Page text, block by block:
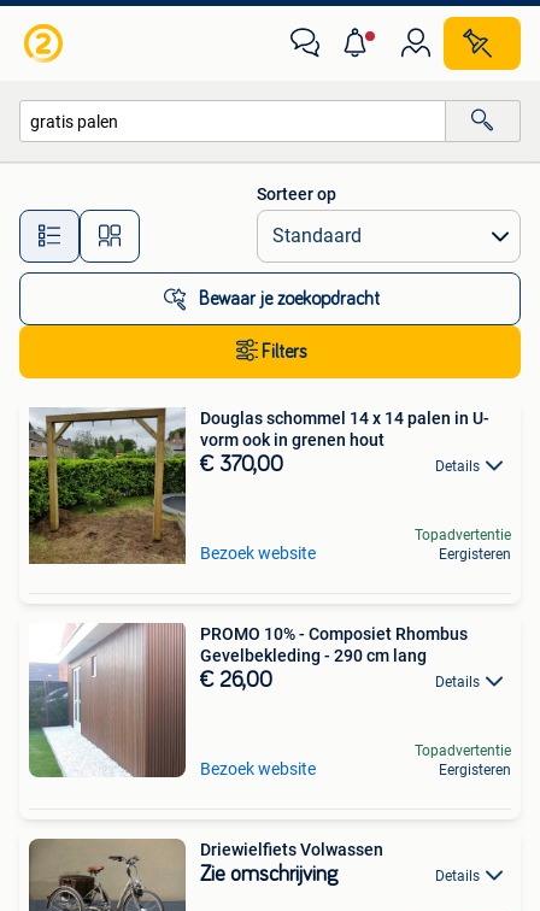
Alle afstanden…
Sorteer op
Bewaar je zoekopdracht
Filters
Douglas schommel 14 x 14 palen in U-
vorm ook in grenen hout
€ 370,00 Details
Bezoek website
Topadvertentie
Eergisteren
PROMO 10% - Composiet Rhombus
Gevelbekleding - 290 cm lang
€ 26,00 Details
Bezoek website
Topadvertentie
Eergisteren
Driewielfiets Volwassen
Zie omschrijving Details